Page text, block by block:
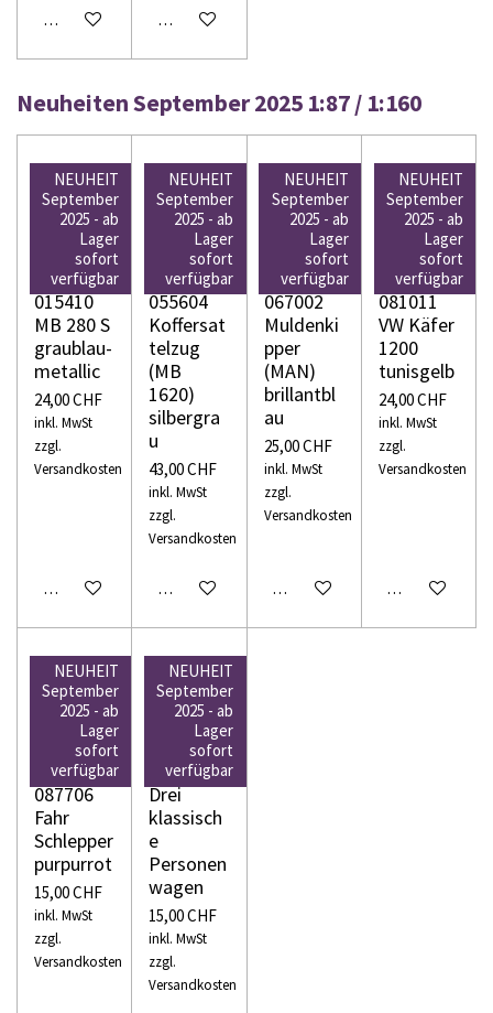
In den WarenkorbIn den Warenkorb
Neuheiten September 2025 1:87 / 1:160
NEUHEIT
September
2025 - ab
Lager
sofort
verfügbar
WIKING
H0
015410
MB 280 S
graublau-
metallic
24,00 CHF
inkl. MwSt
zzgl.
Versandkosten
In den Warenkorb
NEUHEIT
September
2025 - ab
Lager
sofort
verfügbar
WIKING
H0
055604
Koffersat
telzug
(MB
1620)
silbergra
u
43,00 CHF
inkl. MwSt
zzgl.
Versandkosten
In den Warenkorb
NEUHEIT
September
2025 - ab
Lager
sofort
verfügbar
WIKING
H0
067002
Muldenki
pper
(MAN)
brillantbl
au
25,00 CHF
inkl. MwSt
zzgl.
Versandkosten
In den Warenkorb
NEUHEIT
September
2025 - ab
Lager
sofort
verfügbar
WIKING
H0
081011
VW Käfer
1200
tunisgelb
24,00 CHF
inkl. MwSt
zzgl.
Versandkosten
In den
NEUHEIT
September
2025 - ab
Lager
sofort
verfügbar
WIKING
H0
087706
Fahr
Schlepper
purpurrot
15,00 CHF
inkl. MwSt
zzgl.
Versandkosten
NEUHEIT
September
2025 - ab
Lager
sofort
verfügbar
WIKING
N 091104
Drei
klassisch
e
Personen
wagen
15,00 CHF
inkl. MwSt
zzgl.
Versandkosten